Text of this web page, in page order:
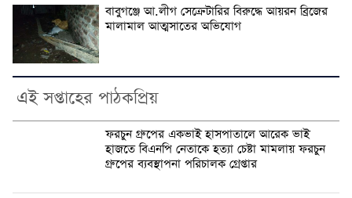
বাবুগঞ্জে আ.লীগ সেক্রেটারির বিরুদ্ধে আয়রন ব্রিজের
মালামাল আত্মসাতের অভিযোগ
এই সপ্তাহের পাঠকপ্রিয়
ফরচুন গ্রুপের একভাই হাসপাতালে আরেক ভাই
হাজতে বিএনপি নেতাকে হত্যা চেষ্টা মামলায় ফরচুন
গ্রুপের ব্যবস্থাপনা পরিচালক গ্রেপ্তার